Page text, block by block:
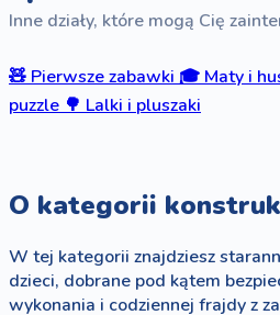
Inne działy, które mogą Cię
🧸 Pierwsze zabawki 🎓 Maty i
puzzle 🌳 Lalki i pluszaki
O kategorii
W tej kategorii znajdziesz
dzieci, dobrane pod kątem
wykonania i codziennej frajdy z